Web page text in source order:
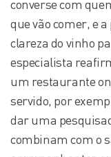
converse com
que vão comer, e
clareza do vinho
especialista
um restaurante
servido, por
dar uma
combinam com o